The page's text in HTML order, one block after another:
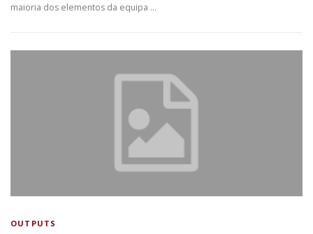
maioria dos elementos da equipa …
OUTPUTS